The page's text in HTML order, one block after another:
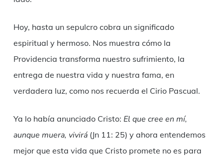
Hoy, hasta un sepulcro cobra un significado
espiritual y hermoso. Nos muestra cómo la
Providencia transforma nuestro sufrimiento, la
entrega de nuestra vida y nuestra fama, en
verdadera luz, como nos recuerda el Cirio Pascual.
Ya lo había anunciado Cristo: El que cree en mí,
aunque muera, vivirá(Jn 11: 25) y ahora entendemos
mejor que esta vida que Cristo promete no es para